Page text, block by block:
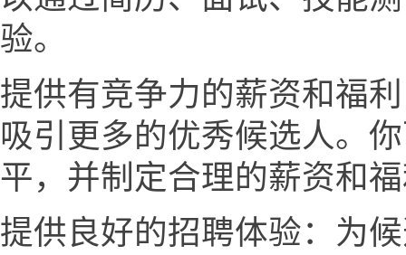
验。
提供有竞争力的薪资和福
吸引更多的优秀候选人。
平，并制定合理的薪资和
提供良好的招聘体验：为